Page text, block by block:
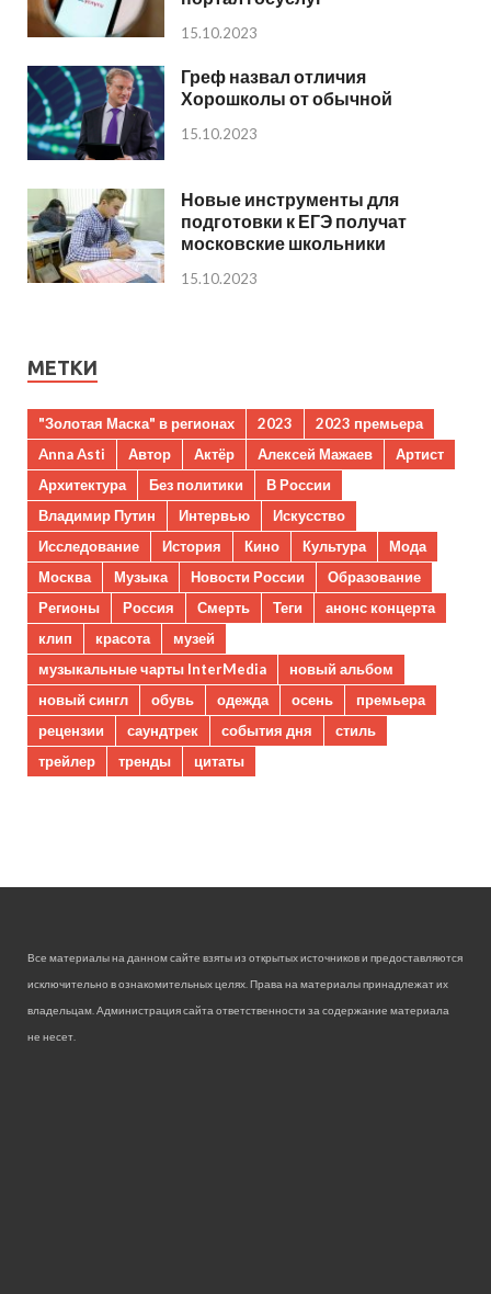
15.10.2023
Греф назвал отличия
Хорошколы от обычной
15.10.2023
Новые инструменты для
подготовки к ЕГЭ получат
московские школьники
15.10.2023
МЕТКИ
"Золотая Маска" в регионах 2023
2023 премьера
Anna Asti
Автор Актёр Алексей Мажаев
Артист
Архитектура
Без политики
В России
Владимир Путин
Интервью
Искусство
Исследование
История Кино Культура
Мода
Москва
Музыка Новости России
Образование
Регионы
Россия Смерть Теги
анонс концерта
клип
красота
музей
музыкальные чарты InterMedia
новый альбом
новый сингл
обувь одежда осень
премьера
рецензии
саундтрек события дня
стиль
трейлер
тренды цитаты
Все материалы на данном сайте взяты из открытых источников и предоставляются
исключительно в ознакомительных целях. Права на материалы принадлежат их
владельцам. Администрация сайта ответственности за содержание материала
не несет.